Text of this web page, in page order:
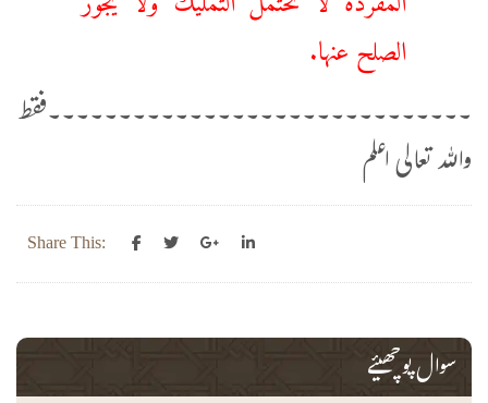
الصلح عنها.
۔۔۔۔۔۔۔۔۔۔۔۔۔۔۔۔۔۔۔۔۔۔۔۔۔۔۔۔۔۔فقط
واللہ تعالی اعلم
Share This:
سوال پوچھیئے